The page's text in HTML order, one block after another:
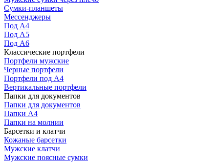
Сумки-планшеты
Мессенджеры
Под А4
Под А5
Под А6
Классические портфели
Портфели мужские
Черные портфели
Портфели под А4
Вертикальные портфели
Папки для документов
Папки для документов
Папки А4
Папки на молнии
Барсетки и клатчи
Кожаные барсетки
Мужские клатчи
Мужские поясные сумки